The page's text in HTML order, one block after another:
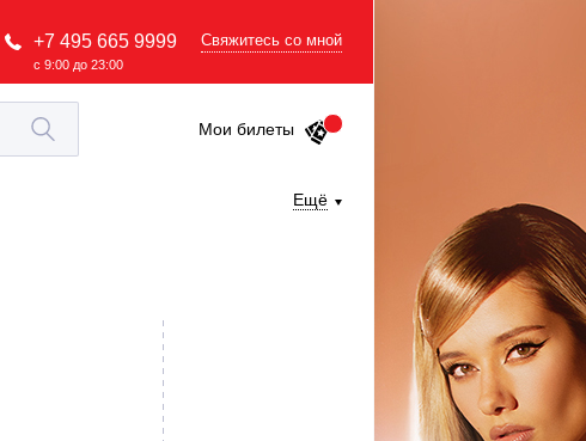
+7 495 665 9999
с 9:00 до 23:00
Свяжитесь со мной
Мои билеты
Ещё